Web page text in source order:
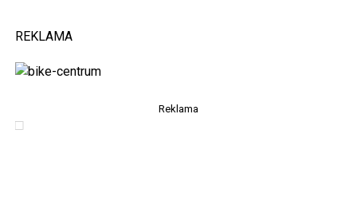
REKLAMA
Reklama